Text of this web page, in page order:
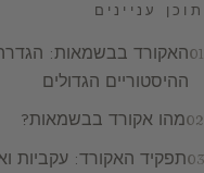
תוכן עניינים
האקורד בבשמאות:
ההיסטוריים הגדולים
מהו אקורד בבשמאות?
תפקיד האקורד: עקביות